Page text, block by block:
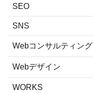
SEO
SNS
Webコンサルティング
Webデザイン
WORKS